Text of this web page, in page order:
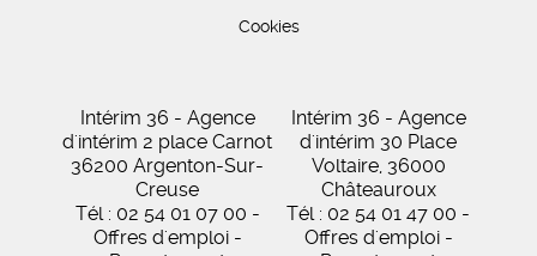
Cookies
Intérim 36 - Agence
d'intérim 2 place Carnot
36200 Argenton-Sur-
Creuse
Tél : 02 54 01 07 00 -
Offres d'emploi -
Intérim 36 - Agence
d'intérim 30 Place
Voltaire, 36000
Châteauroux
Tél : 02 54 01 47 00 -
Offres d'emploi -